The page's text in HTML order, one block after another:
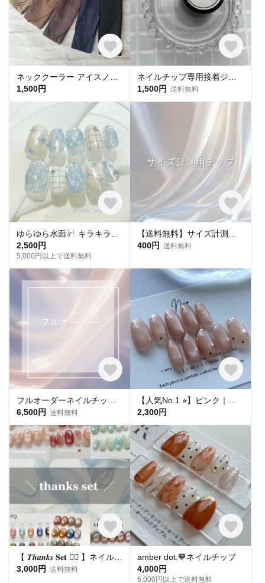
1,500円
1,500円 送料無料
2,500円
5,000円以上で送料無料
400円 送料無料
6,500円 送料無料
2,300円
3,000円 送料無料
amber dot.🧡ネイルチップ
4,000円
6,000円以上で送料無料